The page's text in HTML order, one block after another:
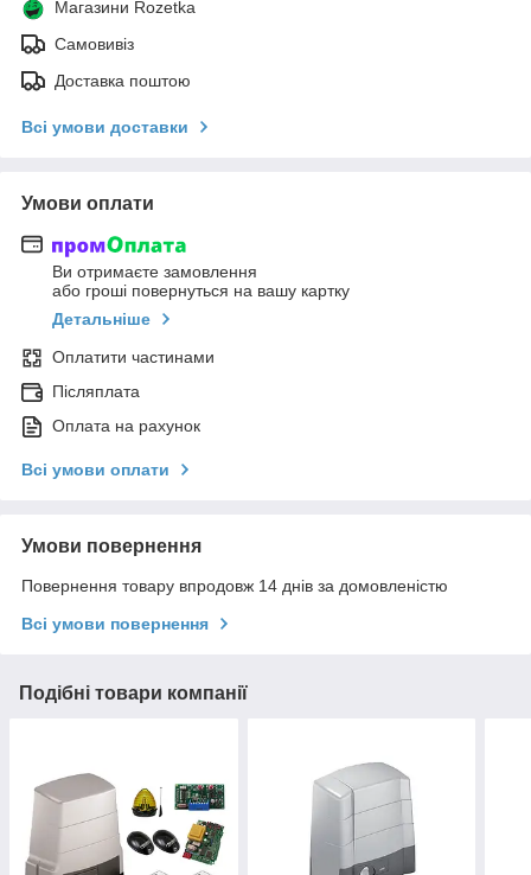
Магазини Rozetka
Самовивіз
Доставка поштою
Всі умови доставки
Умови оплати
Ви отримаєте замовлення
або гроші повернуться на вашу картку
Детальніше
Оплатити частинами
Післяплата
Оплата на рахунок
Всі умови оплати
Умови повернення
Повернення товару впродовж 14 днів за домовленістю
Всі умови повернення
Подібні товари компанії